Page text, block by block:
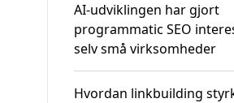
AI-udviklingen har gjort
programmatic SEO
selv små virksomheder
Hvordan linkbuilding